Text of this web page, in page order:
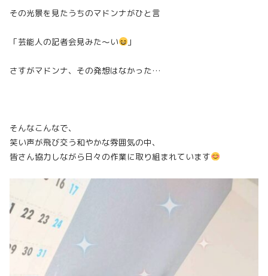
その光景を見たうちのマドンナがひと言
「芸能人の記者会見みた〜い 」
さすがマドンナ、その発想はなかった…
そんなこんなで、
笑い声が飛び交う和やかな雰囲気の中、
皆さん協力しながら日々の作業に取り組まれています